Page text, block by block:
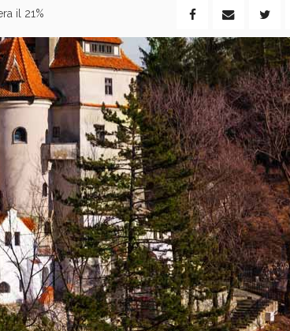
valigia (e la pelle sensibile)
di Marina di Camerota
i bambini: come trovare l’offerta migliore?
viaggio estate 2026: lo sconto Columbus supera